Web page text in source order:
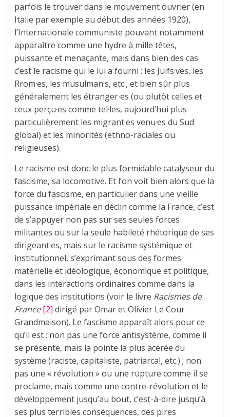
parfois le trouver dans le mouvement ouvrier (en
Italie par exemple au début des années 1920),
l’Internationale communiste pouvant notamment
apparaître comme une hydre à mille têtes,
puissante et menaçante, mais dans bien des cas
c’est le racisme qui le lui a fourni : les Juifs·ves, les
Rrom·es, les musulman·s, etc., et bien sûr plus
généralement les étranger∙es (ou plutôt celles et
ceux perçu·es comme tel·les, aujourd’hui plus
particulièrement les migrant·es venu·es du Sud
global) et les minorités (ethno-raciales ou
religieuses).
Le racisme est donc le plus formidable catalyseur du
fascisme, sa locomotive. Et l’on voit bien alors que la
force du fascisme, en particulier dans une vieille
puissance impériale en déclin comme la France, c’est
de s’appuyer non pas sur ses seules forces
militantes ou sur la seule habileté rhétorique de ses
dirigeant·es, mais sur le racisme systémique et
institutionnel, s’exprimant sous des formes
matérielle et idéologique, économique et politique,
dans les interactions ordinaires comme dans la
logique des institutions (voir le livre Racismes de
France[2] dirigé par Omar et Olivier Le Cour
Grandmaison). Le fascisme apparaît alors pour ce
qu’il est : non pas une force antisystème, comme il
se présente, mais la pointe la plus acérée du
système (raciste, capitaliste, patriarcal, etc.) ; non
pas une « révolution » ou une rupture comme il se
proclame, mais comme une contre-révolution et le
développement jusqu’au bout, c’est-à-dire jusqu’à
ses plus terribles conséquences, des pires